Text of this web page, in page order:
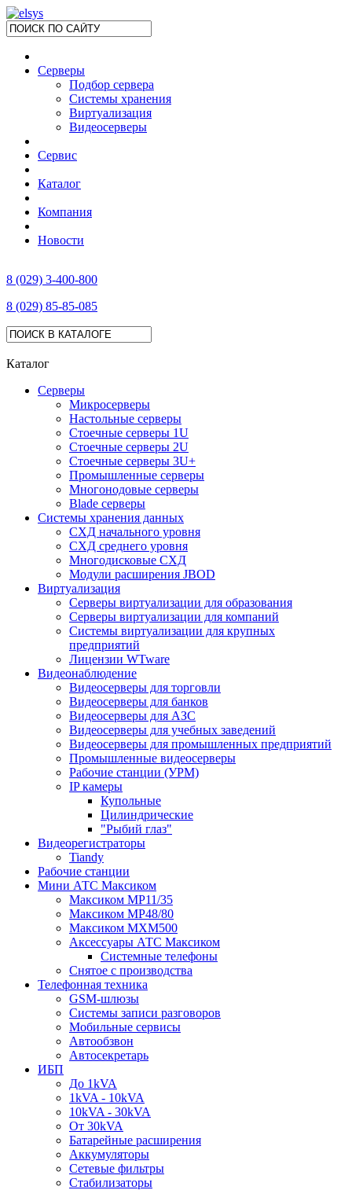
Серверы
Подбор сервера
Системы хранения
Виртуализация
Видеосерверы
Сервис
Каталог
Компания
Новости
8 (029) 3-400-800
8 (029) 85-85-085
Каталог
Серверы
Микросерверы
Настольные серверы
Стоечные серверы 1U
Стоечные серверы 2U
Стоечные серверы 3U+
Промышленные серверы
Многонодовые серверы
Blade серверы
Системы хранения данных
СХД начального уровня
СХД среднего уровня
Многодисковые СХД
Модули расширения JBOD
Виртуализация
Серверы виртуализации для образования
Серверы виртуализации для компаний
Системы виртуализации для крупных
предприятий
Лицензии WTware
Видеонаблюдение
Видеосерверы для торговли
Видеосерверы для банков
Видеосерверы для АЗС
Видеосерверы для учебных заведений
Видеосерверы для промышленных предприятий
Промышленные видеосерверы
Рабочие станции (УРМ)
IP камеры
Купольные
Цилиндрические
"Рыбий глаз"
Видеорегистраторы
Tiandy
Рабочие станции
Мини АТС Максиком
Максиком MP11/35
Максиком MP48/80
Максиком MXM500
Аксессуары АТС Максиком
Системные телефоны
Снятое с производства
Телефонная техника
GSM-шлюзы
Системы записи разговоров
Мобильные сервисы
Автообзвон
Автосекретарь
ИБП
До 1kVA
1kVA - 10kVA
10kVA - 30kVA
От 30kVA
Батарейные расширения
Аккумуляторы
Сетевые фильтры
Стабилизаторы